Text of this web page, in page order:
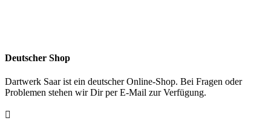
Deutscher Shop
Dartwerk Saar ist ein deutscher Online-Shop. Bei Fragen oder
Problemen stehen wir Dir per E-Mail zur Verfügung.
